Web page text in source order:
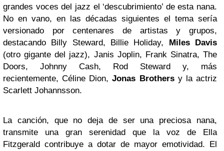
grandes voces del jazz el ‘descubrimiento’ de esta nana.
No en vano, en las décadas siguientes el tema sería
versionado por centenares de artistas y grupos,
destacando Billy Steward, Billie Holiday, Miles Davis
(otro gigante del jazz), Janis Joplin, Frank Sinatra, The
Doors, Johnny Cash, Rod Steward y, más
recientemente, Céline Dion,Jonas Brothersy la actriz
Scarlett Johannsson.
La canción, que no deja de ser una preciosa nana,
transmite una gran serenidad que la voz de Ella
Fitzgerald contribuye a dotar de mayor emotividad. El